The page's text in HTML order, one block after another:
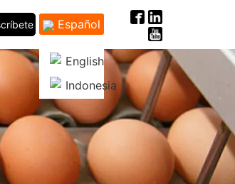
Español
English
Indonesia